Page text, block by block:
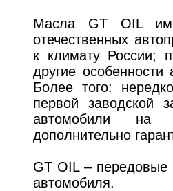
Масла GT OIL
отечественных
к климату России;
другие
Более того:
первой заводской
автомобили на
дополнительно
GT OIL – передовые
автомобиля.